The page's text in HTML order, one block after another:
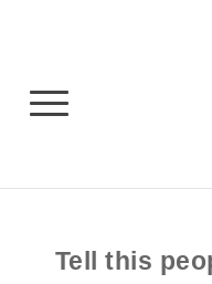
Tell this